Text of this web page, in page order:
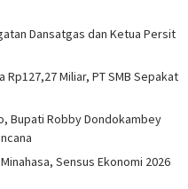
Dansatgas dan Ketua Persit
Miliar, PT SMB Sepakat
Bupati Robby Dondokambey
Sensus Ekonomi 2026